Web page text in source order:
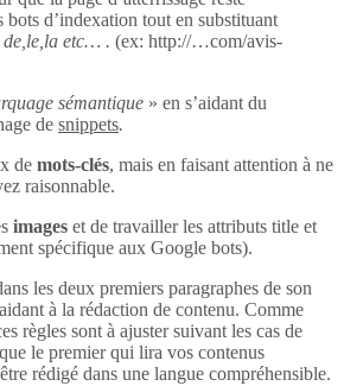
d’indexation tout en substituant
de,le,la etc… . (ex: http://…com/avis-
sémantique » en s’aidant du
de snippets.
de mots-clés, mais en faisant attention à ne
raisonnable.
images et de travailler les attributs title et
spécifique aux Google bots).
les deux premiers paragraphes de son
à la rédaction de contenu. Comme
règles sont à ajuster suivant les cas de
le premier qui lira vos contenus
rédigé dans une langue compréhensible.